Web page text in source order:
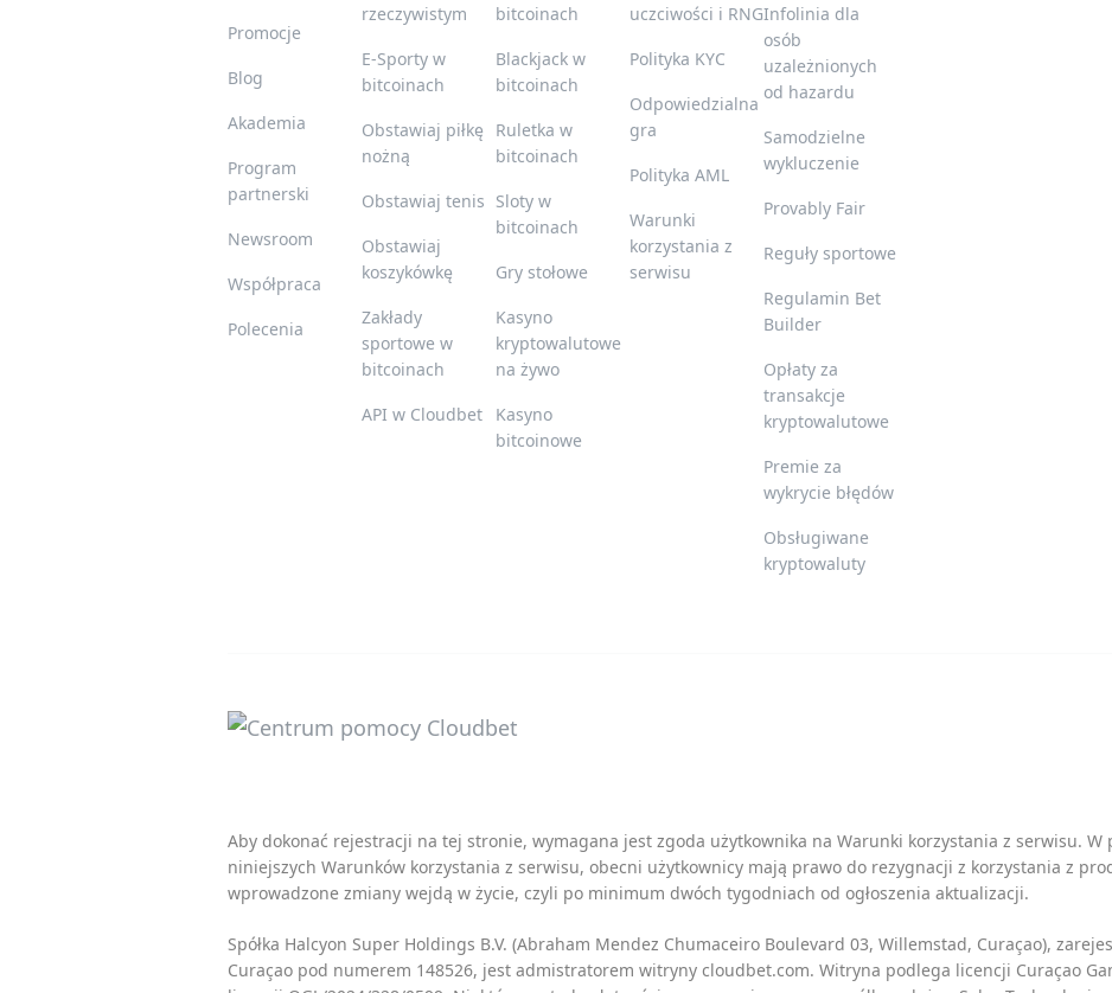
Promocje
Blog
Akademia
Program
partnerski
Newsroom
Współpraca
Polecenia
rzeczywistym
E-Sporty w
bitcoinach
Obstawiaj piłkę
nożną
Obstawiaj tenis
Obstawiaj
koszykówkę
Zakłady
sportowe w
bitcoinach
API w Cloudbet
bitcoinach
Blackjack w
bitcoinach
Ruletka w
bitcoinach
Sloty w
bitcoinach
Gry stołowe
Kasyno
kryptowalutowe
na żywo
Kasyno
bitcoinowe
uczciwości i RNG
Polityka KYC
Odpowiedzialna
gra
Polityka AML
Warunki
korzystania z
serwisu
Infolinia dla
osób
uzależnionych
od hazardu
Samodzielne
wykluczenie
Provably Fair
Reguły sportowe
Regulamin Bet
Builder
Opłaty za
transakcje
kryptowalutowe
Premie za
wykrycie błędów
Obsługiwane
kryptowaluty
Aby dokonać rejestracji na tej stronie, wymagana jest zgoda użytkownika na Warunki korzystania z serwisu. W
niniejszych Warunków korzystania z serwisu, obecni użytkownicy mają prawo do rezygnacji z korzystania z
wprowadzone zmiany wejdą w życie, czyli po minimum dwóch tygodniach od ogłoszenia aktualizacji.
Spółka Halcyon Super Holdings B.V. (Abraham Mendez Chumaceiro Boulevard 03, Willemstad, Curaçao),
Curaçao pod numerem 148526, jest admistratorem witryny cloudbet.com. Witryna podlega licencji Curaçao